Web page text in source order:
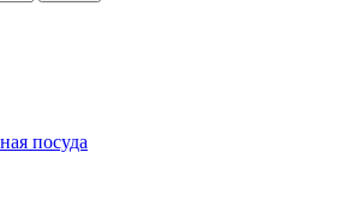
посуда